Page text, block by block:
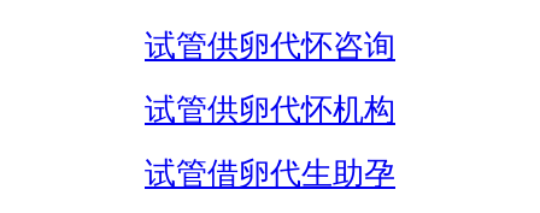
试管供卵代怀咨询
试管供卵代怀机构
试管借卵代生助孕